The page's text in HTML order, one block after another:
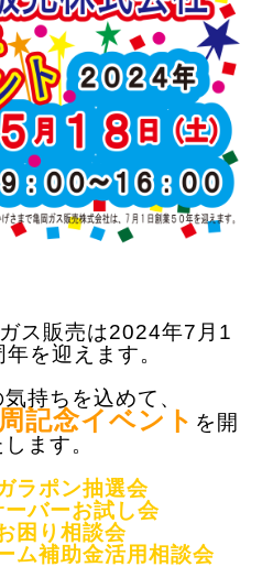
ス販売は2024年7月1
を迎えます。
持ちを込めて、
記念イベント を開
ます。
ラポン抽選会
バーお試し会
困り相談会
ム補助金活用相談会